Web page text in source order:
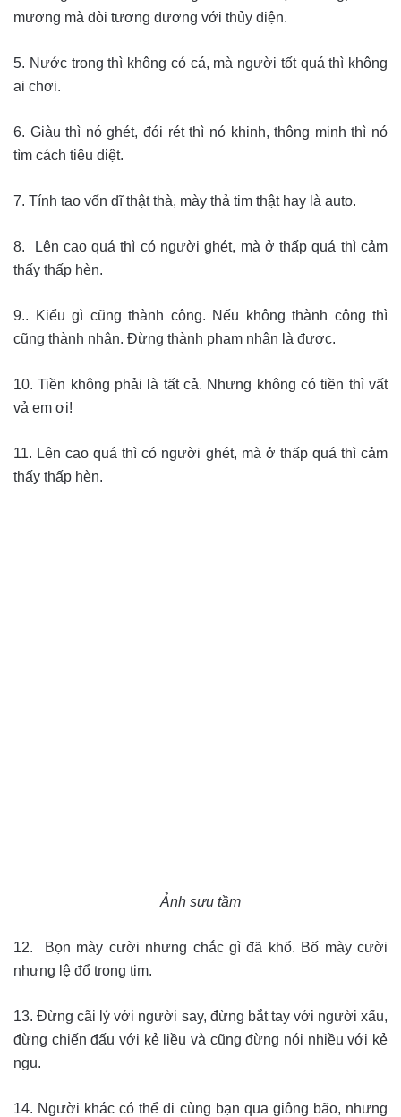
mương mà đòi tương đương với thủy điện.
5. Nước trong thì không có cá, mà người tốt quá thì không
ai chơi.
6. Giàu thì nó ghét, đói rét thì nó khinh, thông minh thì nó
tìm cách tiêu diệt.
7. Tính tao vốn dĩ thật thà, mày thả tim thật hay là auto.
8. Lên cao quá thì có người ghét, mà ở thấp quá thì cảm
thấy thấp hèn.
9.. Kiểu gì cũng thành công. Nếu không thành công thì
cũng thành nhân. Đừng thành phạm nhân là được.
10. Tiền không phải là tất cả. Nhưng không có tiền thì vất
vả em ơi!
11. Lên cao quá thì có người ghét, mà ở thấp quá thì cảm
thấy thấp hèn.
Ảnh sưu tầm
12. Bọn mày cười nhưng chắc gì đã khổ. Bố mày cười
nhưng lệ đổ trong tim.
13. Đừng cãi lý với người say, đừng bắt tay với người xấu,
đừng chiến đấu với kẻ liều và cũng đừng nói nhiều với kẻ
ngu.
14. Người khác có thể đi cùng bạn qua giông bão, nhưng